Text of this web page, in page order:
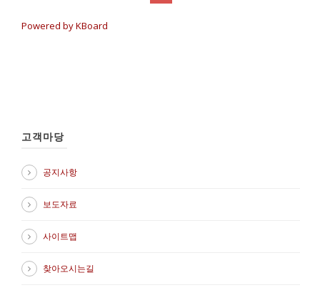
Powered by KBoard
고객마당
공지사항
보도자료
사이트맵
찾아오시는길